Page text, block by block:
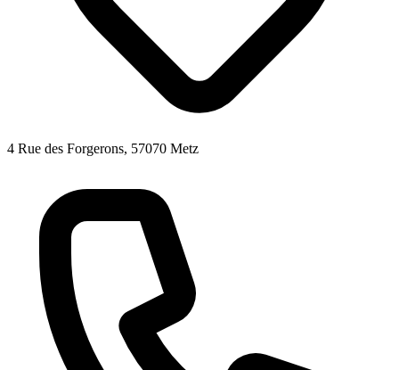
4 Rue des Forgerons, 57070 Metz